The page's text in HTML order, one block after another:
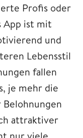
Profis oder
App ist mit
und
Lebensstil
fallen
je mehr die
attraktiver